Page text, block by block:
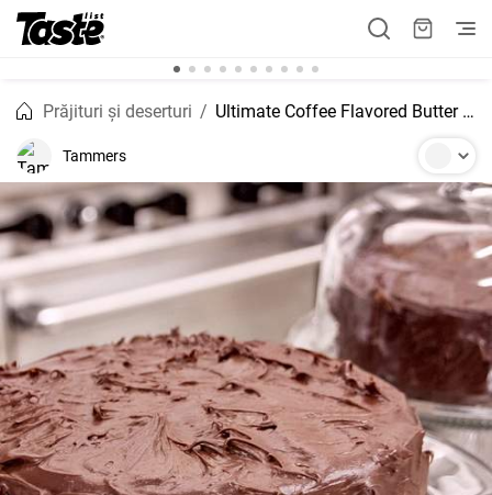
Prăjituri și deserturi Ultimate Coffee Flavored Butter Icing
Tammers